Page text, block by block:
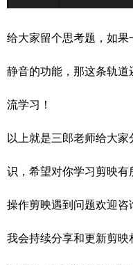
给大家留个思考题，如果
静音的功能，那这条轨
流学习！
以上就是三郎老师给大家
识，希望对你学习剪映有
操作剪映遇到问题欢迎咨
我会持续分享和更新剪